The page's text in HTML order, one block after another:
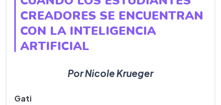
CREADORES SE ENCUENTRAN
CON LA INTELIGENCIA
ARTIFICIAL
Por Nicole Krueger
Gati